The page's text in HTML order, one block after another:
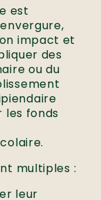
est
impact et
des
ou du
les fonds
multiples :
leur